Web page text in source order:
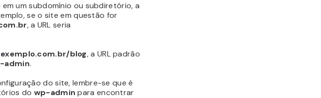
um subdomínio ou subdiretório, a
se o site em questão for
, a URL seria
exemplo.com.br/blog, a URL padrão
admin.
do site, lembre-se que é
do wp-admin para encontrar